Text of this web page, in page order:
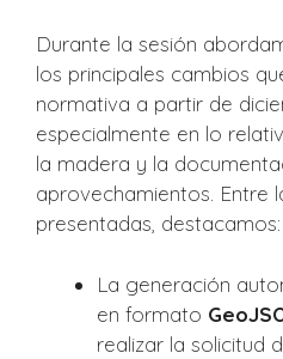
Durante la sesión
los principales cambios
normativa a partir de
especialmente en lo
la madera y la
aprovechamientos. Entre
presentadas, destacamos:
La generación
en formato
realizar la solicitud